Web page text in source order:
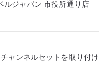
ルジャパン 市役所通り店
ャンネルセットを取り付け